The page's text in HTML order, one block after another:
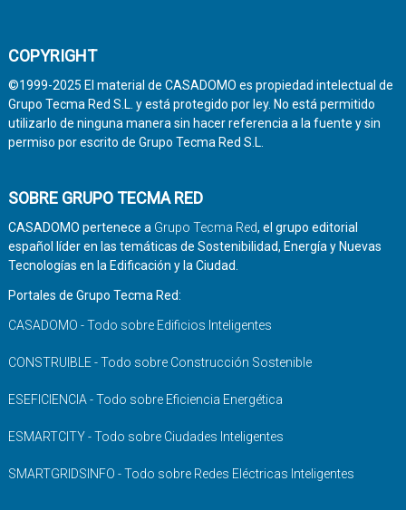
COPYRIGHT
©1999-2025 El material de CASADOMO es propiedad intelectual de
Grupo Tecma Red S.L. y está protegido por ley. No está permitido
utilizarlo de ninguna manera sin hacer referencia a la fuente y sin
permiso por escrito de Grupo Tecma Red S.L.
SOBRE GRUPO TECMA RED
CASADOMO pertenece a Grupo Tecma Red, el grupo editorial
español líder en las temáticas de Sostenibilidad, Energía y Nuevas
Tecnologías en la Edificación y la Ciudad.
Portales de Grupo Tecma Red:
CASADOMO - Todo sobre Edificios Inteligentes
CONSTRUIBLE - Todo sobre Construcción Sostenible
ESEFICIENCIA - Todo sobre Eficiencia Energética
ESMARTCITY - Todo sobre Ciudades Inteligentes
SMARTGRIDSINFO - Todo sobre Redes Eléctricas Inteligentes